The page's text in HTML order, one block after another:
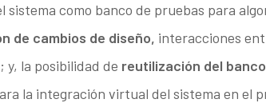
sistema como banco de pruebas para
de cambios de diseño, interacciones
y, la posibilidad de reutilización del
la integración virtual del sistema en el